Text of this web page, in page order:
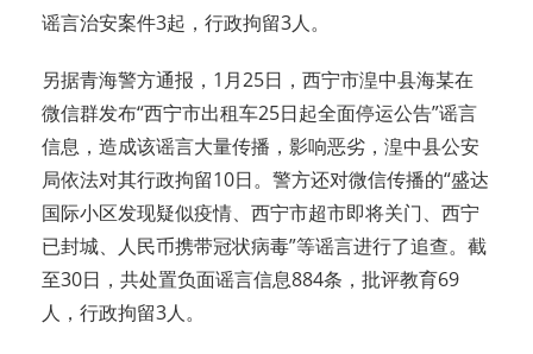
谣言治安案件3起，行政拘留3人。
另据青海警方通报，1月25日，西宁市湟中县海某在
微信群发布“西宁市出租车25日起全面停运公告”谣言
信息，造成该谣言大量传播，影响恶劣，湟中县公安
局依法对其行政拘留10日。警方还对微信传播的“盛达
国际小区发现疑似疫情、西宁市超市即将关门、西宁
已封城、人民币携带冠状病毒”等谣言进行了追查。截
至30日，共处置负面谣言信息884条，批评教育69
人，行政拘留3人。